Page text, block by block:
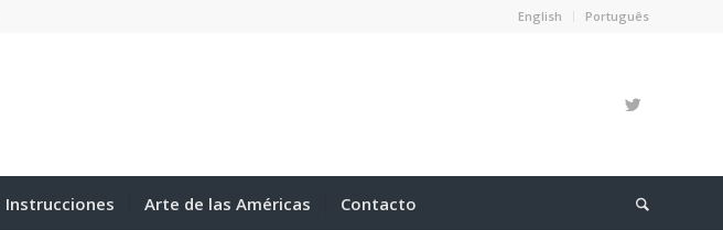
English Português
Instrucciones Arte de las Américas Contacto